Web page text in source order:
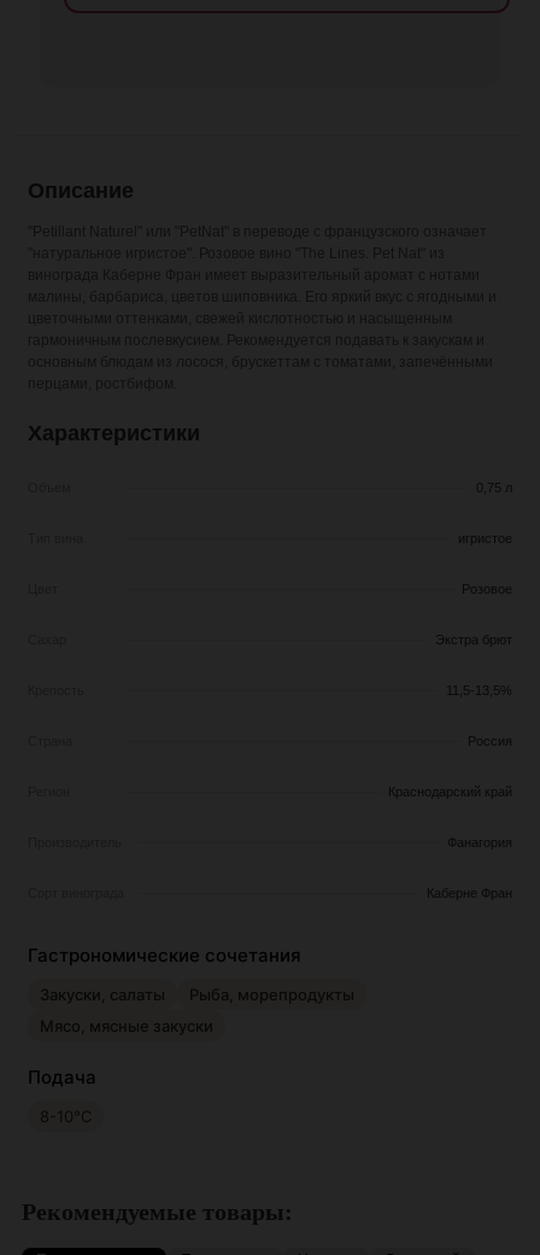
Описание
Характеристики
0,75 л
игристое
Розовое
Экстра брют
11,5-13,5%
Россия
Краснодарский край
Фанагория
Каберне Фран
Гастрономические сочетания
Закуски, салаты
Рыба, морепродукты
Мясо, мясные закуски
Подача
8-10°С
Рекомендуемые товары: